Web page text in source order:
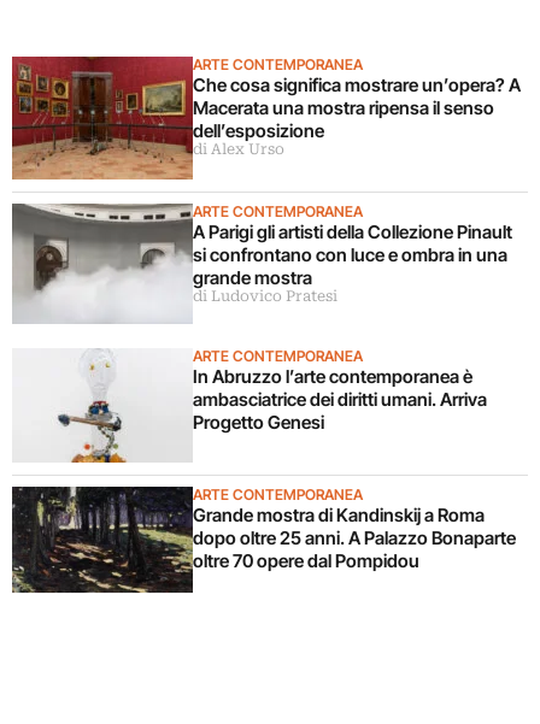
ARTE CONTEMPORANEA
Che cosa significa mostrare un’opera? A
Macerata una mostra ripensa il senso
dell’esposizione
di Alex Urso
ARTE CONTEMPORANEA
A Parigi gli artisti della Collezione Pinault
si confrontano con luce e ombra in una
grande mostra
di Ludovico Pratesi
ARTE CONTEMPORANEA
In Abruzzo l’arte contemporanea è
ambasciatrice dei diritti umani. Arriva
Progetto Genesi
ARTE CONTEMPORANEA
Grande mostra di Kandinskij a Roma
dopo oltre 25 anni. A Palazzo Bonaparte
oltre 70 opere dal Pompidou